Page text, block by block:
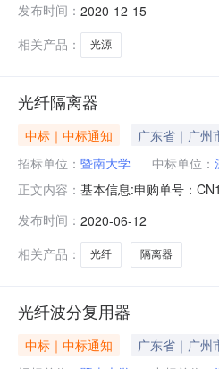
1295.56//1300.05//
发布时间： 2020-12-15
相关产品：
光源
光纤隔离器
中标｜中标通知 广东省｜广州
招标单位： 暨南大学 中标单位：
正文内容： 基本信息:申购单号：
用器品牌：单项预算：
发布时间： 2020-06-12
相关产品：
光纤 隔离器
光纤波分复用器
中标｜中标通知 广东省｜广州